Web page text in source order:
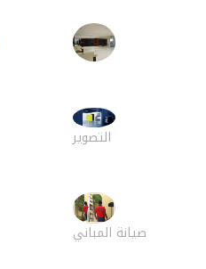
التصوير
صيانة المباني